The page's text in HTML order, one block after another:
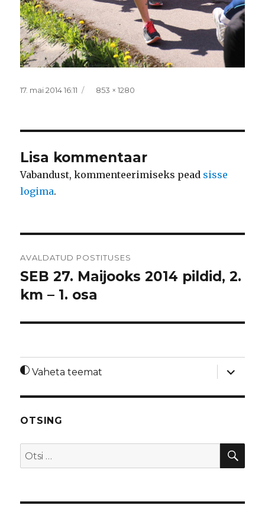
Postitatud
17. mai 2014 16:11 Täissuurus
853 × 1280
Lisa kommentaar
Vabandust, kommenteerimiseks pead sisse
logima.
AVALDATUD POSTITUSES
SEB 27. Maijooks 2014 pildid, 2.
km – 1. osa
Vaheta teemat
laienda
OTSING
Otsi: